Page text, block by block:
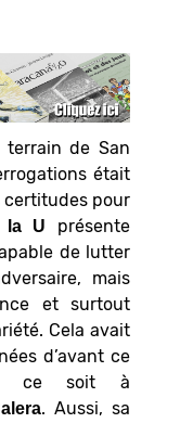
de San
était
certitudes pour
la U
présente
de lutter
mais
et surtout
Cela avait
d’avant ce
ce soit à
. Aussi, sa